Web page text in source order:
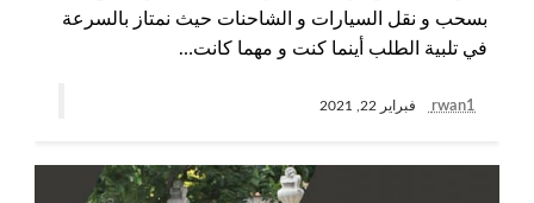
بسحب و نقل السيارات و الشاحنات حيث نمتاز بالسرعة
في تلبية الطلب أينما كنت و مهما كانت…
rwan1 فبراير 22, 2021